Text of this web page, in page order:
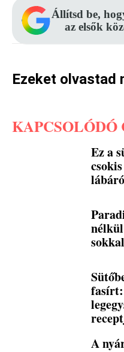
Állítsd be,
az elsők
Ezeket olvastad
Ez a
A